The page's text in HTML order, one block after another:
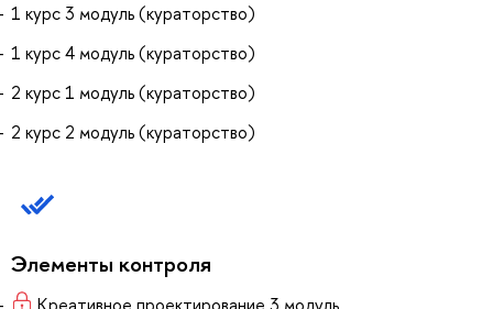
1 курс 3 модуль (кураторство)
1 курс 4 модуль (кураторство)
2 курс 1 модуль (кураторство)
2 курс 2 модуль (кураторство)
Элементы контроля